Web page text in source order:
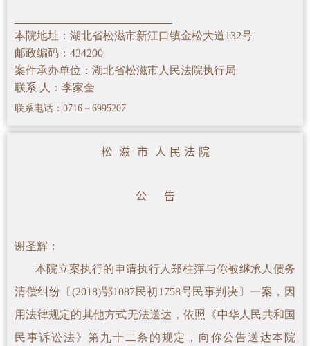
本院地址：湖北省松滋市新江口镇金松大道132号
邮政编码：434200
案件承办单位：湖北省松滋市人民法院执行局
联系 人：李家奎
联系电话：0716－6995207
松 滋 市 人 民 法 院
公 告
谢圣辉 ：
本院立案执行的申请执行人郑柱萍与你被继承人债务
清偿纠纷〔(2018)鄂1087民初1758号民事判决〕一案 ，因
用法律规定的其他方式无法送达，依照《中华人民共和国
民事诉讼法》第九十二条的规定，向你公告送达本院